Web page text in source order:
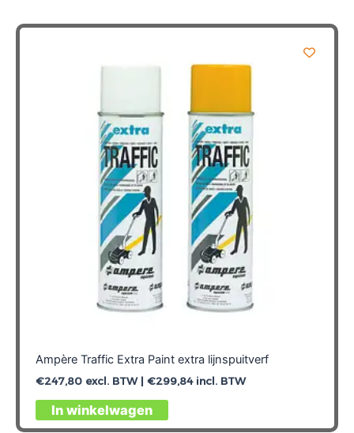
Ampère Traffic Extra Paint extra lijnspuitverf
€247,80excl. BTW | €299,84incl. BTW
In winkelwagen
Dit
product